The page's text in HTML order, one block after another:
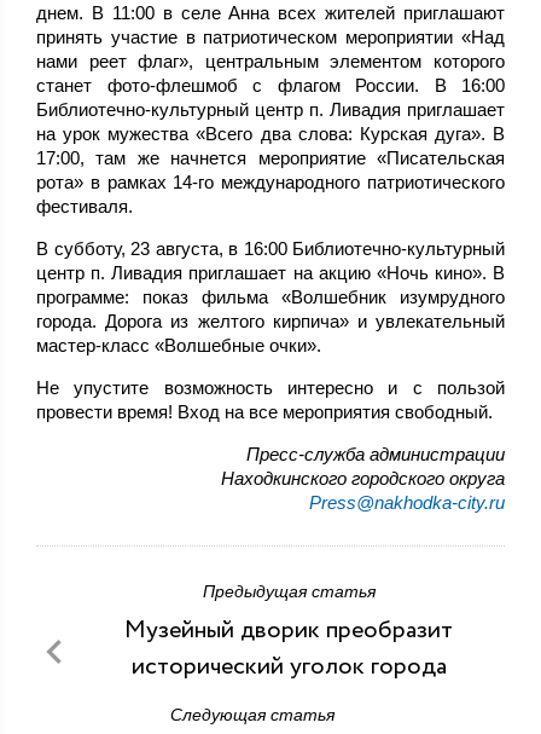
днем. В 11:00 в селе Анна всех жителей приглашают
принять участие в патриотическом мероприятии «Над
нами реет флаг», центральным элементом которого
станет фото-флешмоб с флагом России. В 16:00
Библиотечно-культурный центр п. Ливадия приглашает
на урок мужества «Всего два слова: Курская дуга». В
17:00, там же начнется мероприятие «Писательская
рота» в рамках 14-го международного патриотического
фестиваля.
В субботу, 23 августа, в 16:00 Библиотечно-культурный
центр п. Ливадия приглашает на акцию «Ночь кино». В
программе: показ фильма «Волшебник изумрудного
города. Дорога из желтого кирпича» и увлекательный
мастер-класс «Волшебные очки».
Не упустите возможность интересно и с пользой
провести время! Вход на все мероприятия свободный.
Пресс-служба администрации
Находкинского городского округа
Press@nakhodka-city.ru
Предыдущая статья
Музейный дворик преобразит
исторический уголок города
Следующая статья